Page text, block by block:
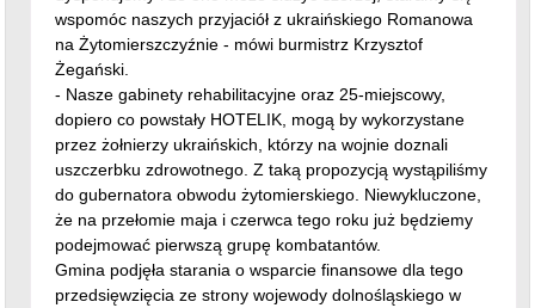
wspomóc naszych przyjaciół z ukraińskiego Romanowa
na Żytomierszczyźnie - mówi burmistrz Krzysztof
Żegański.
- Nasze gabinety rehabilitacyjne oraz 25-miejscowy,
dopiero co powstały HOTELIK, mogą by wykorzystane
przez żołnierzy ukraińskich, którzy na wojnie doznali
uszczerbku zdrowotnego. Z taką propozycją wystąpiliśmy
do gubernatora obwodu żytomierskiego. Niewykluczone,
że na przełomie maja i czerwca tego roku już będziemy
podejmować pierwszą grupę kombatantów.
Gmina podjęła starania o wsparcie finansowe dla tego
przedsięwzięcia ze strony wojewody dolnośląskiego w